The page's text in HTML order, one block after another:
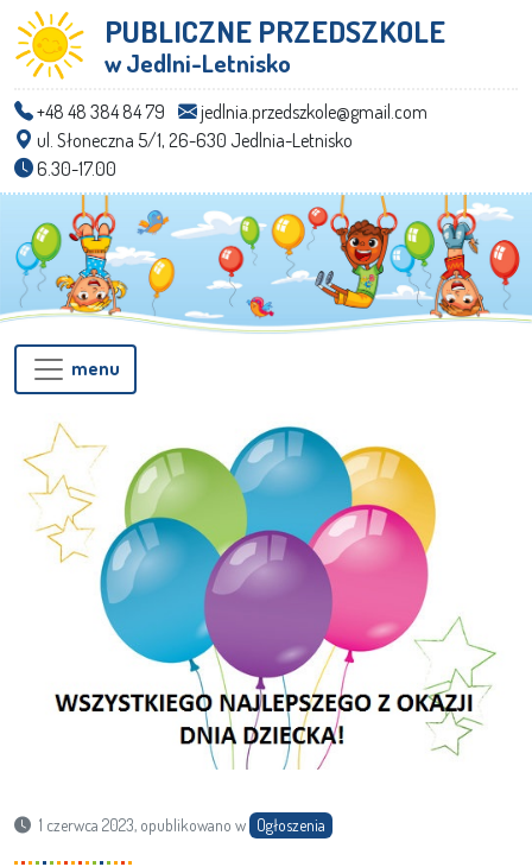
PUBLICZNE PRZEDSZKOLE
w Jedlni-Letnisko
+48 48 384 84 79
jedlnia.przedszkole@gmail.com
ul. Słoneczna 5/1, 26-630 Jedlnia-Letnisko
6.30-17.00
menu
1 czerwca 2023, opublikowano w Ogłoszenia